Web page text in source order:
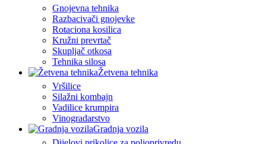
Gnojevna tehnika
Razbacivači gnojevke
Rotaciona kosilica
Kružni prevrtač
Skupljač otkosa
Tehnika silosa
Žetvena tehnika
Vršilice
Silažni kombajn
Vadilice krumpira
Vinogradarstvo
Gradnja vozila